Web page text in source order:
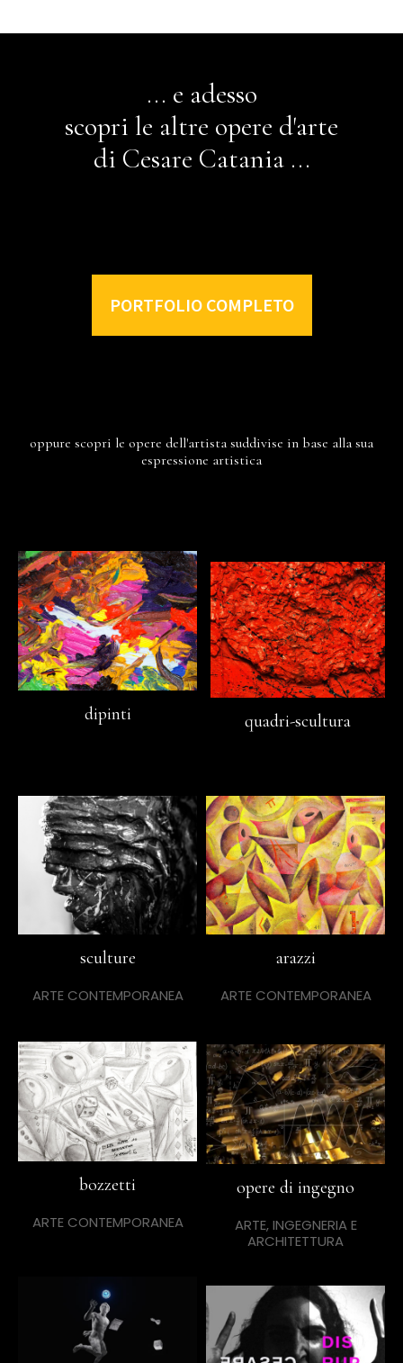
... e adesso
scopri le altre opere d'arte
di Cesare Catania ...
PORTFOLIO COMPLETO
oppure scopri le opere dell'artista suddivise in base alla sua
espressione artistica
dipinti quadri-scultura
sculture
ARTE CONTEMPORANEA
arazzi
ARTE CONTEMPORANEA
bozzetti
ARTE CONTEMPORANEA
opere di ingegno
ARTE, INGEGNERIA E
ARCHITETTURA